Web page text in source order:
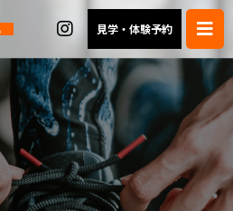
見学・体験予約